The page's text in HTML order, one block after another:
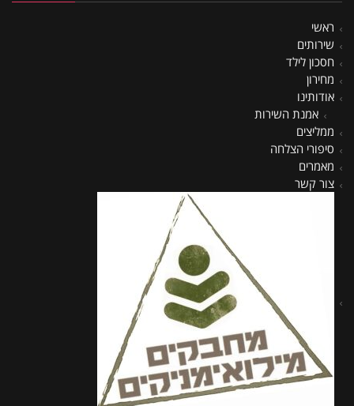
ראשי
שירותים
חסכון לילד
מחירון
אודותינו
אמנת השירות
ממליצים
סיפורי הצלחה
מאמרים
צור קשר